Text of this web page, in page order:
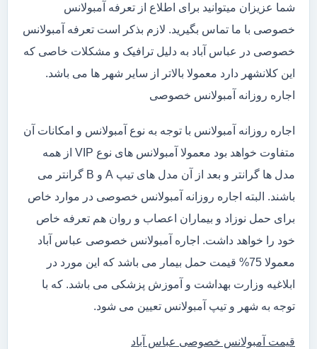
شما عزیزان میتوانید برای اطلاع از تعرفه آمبولانس
خصوصی با ما تماس بگیرید. لازم بذکر است تعرفه آمبولانس
خصوصی در عباس آباد به دلیل ترافیک و مشکلات خاصی که
این کلانشهر دارد معمولا بالاتر از سایر شهر ها می باشد.
اجاره روزانه آمبولانس خصوصی
اجاره روزانه آمبولانس با توجه به نوع آمبولانس و امکانات آن
متفاوت خواهد بود معمولا آمبولانس های نوع VIP از همه
مدل ها گرانتر و بعد از آن مدل های تیپ A و B گرانتر می
باشند. البته اجاره روزانه آمبولانس خصوصی در موارد خاص
برای حمل نوزاد و بیماران اعصاب و روان هم تعرفه خاص
خود را خواهد داشت. اجاره آمبولانس خصوصی عباس آباد
معمولا 75% قیمت حمل بیمار می باشد که این مورد در
ابلاغیه وزارت بهداشت و آموزش پزشکی می باشد. که با
توجه به شهر و تیپ آمبولانس تعیین می شود.
قیمت آمبولانس خصوصی عباس آباد